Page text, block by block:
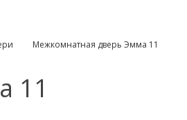
Межкомнатная дверь Эмма 11
11